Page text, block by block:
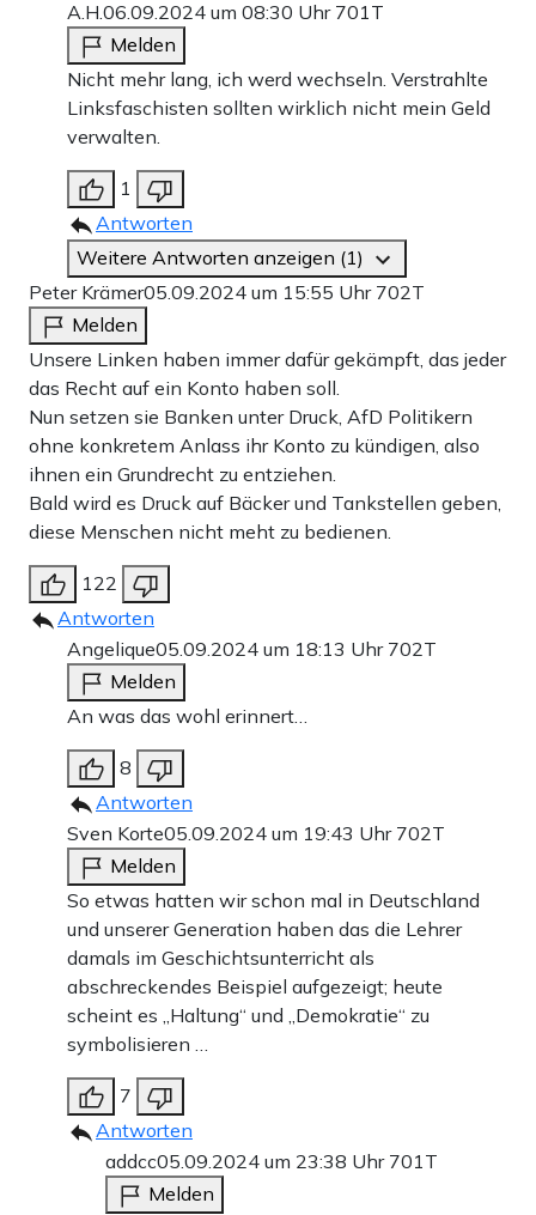
A.H.06.09.2024 um 08:30 Uhr 701T
Melden
Nicht mehr lang, ich werd wechseln. Verstrahlte
Linksfaschisten sollten wirklich nicht mein Geld
verwalten.
1
Antworten
Weitere Antworten anzeigen (1)
Peter Krämer05.09.2024 um 15:55 Uhr 702T
Melden
Unsere Linken haben immer dafür gekämpft, das jeder
das Recht auf ein Konto haben soll.
Nun setzen sie Banken unter Druck, AfD Politikern
ohne konkretem Anlass ihr Konto zu kündigen, also
ihnen ein Grundrecht zu entziehen.
Bald wird es Druck auf Bäcker und Tankstellen geben,
diese Menschen nicht meht zu bedienen.
122
Antworten
Angelique05.09.2024 um 18:13 Uhr 702T
Melden
An was das wohl erinnert…
8
Antworten
Sven Korte05.09.2024 um 19:43 Uhr 702T
Melden
So etwas hatten wir schon mal in Deutschland
und unserer Generation haben das die Lehrer
damals im Geschichtsunterricht als
abschreckendes Beispiel aufgezeigt; heute
scheint es „Haltung“ und „Demokratie“ zu
symbolisieren …
7
Antworten
addcc05.09.2024 um 23:38 Uhr 701T
Melden